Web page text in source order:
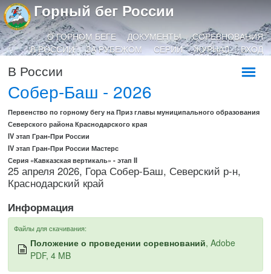
Горный бег России
О ГОРНОМ БЕГЕ ДОКУМЕНТЫ
СОРЕВНОВАНИЯ
В РОССИИ
ЗА РУБЕЖОМ СЕРИИ ЖУРНАЛ ВХОД
В России
Собер-Баш - 2026
Первенство по горному бегу на Приз главы муниципального образования
Северского района Краснодарского края
IV этап Гран-При России
IV этап Гран-При России Мастерс
Серия «Кавказская вертикаль» - этап II
25 апреля 2026, Гора Собер-Баш, Северский р-н,
Краснодарский край
Информация
Файлы для скачивания:
Положение о проведении соревнований, Adobe
PDF, 4 MB